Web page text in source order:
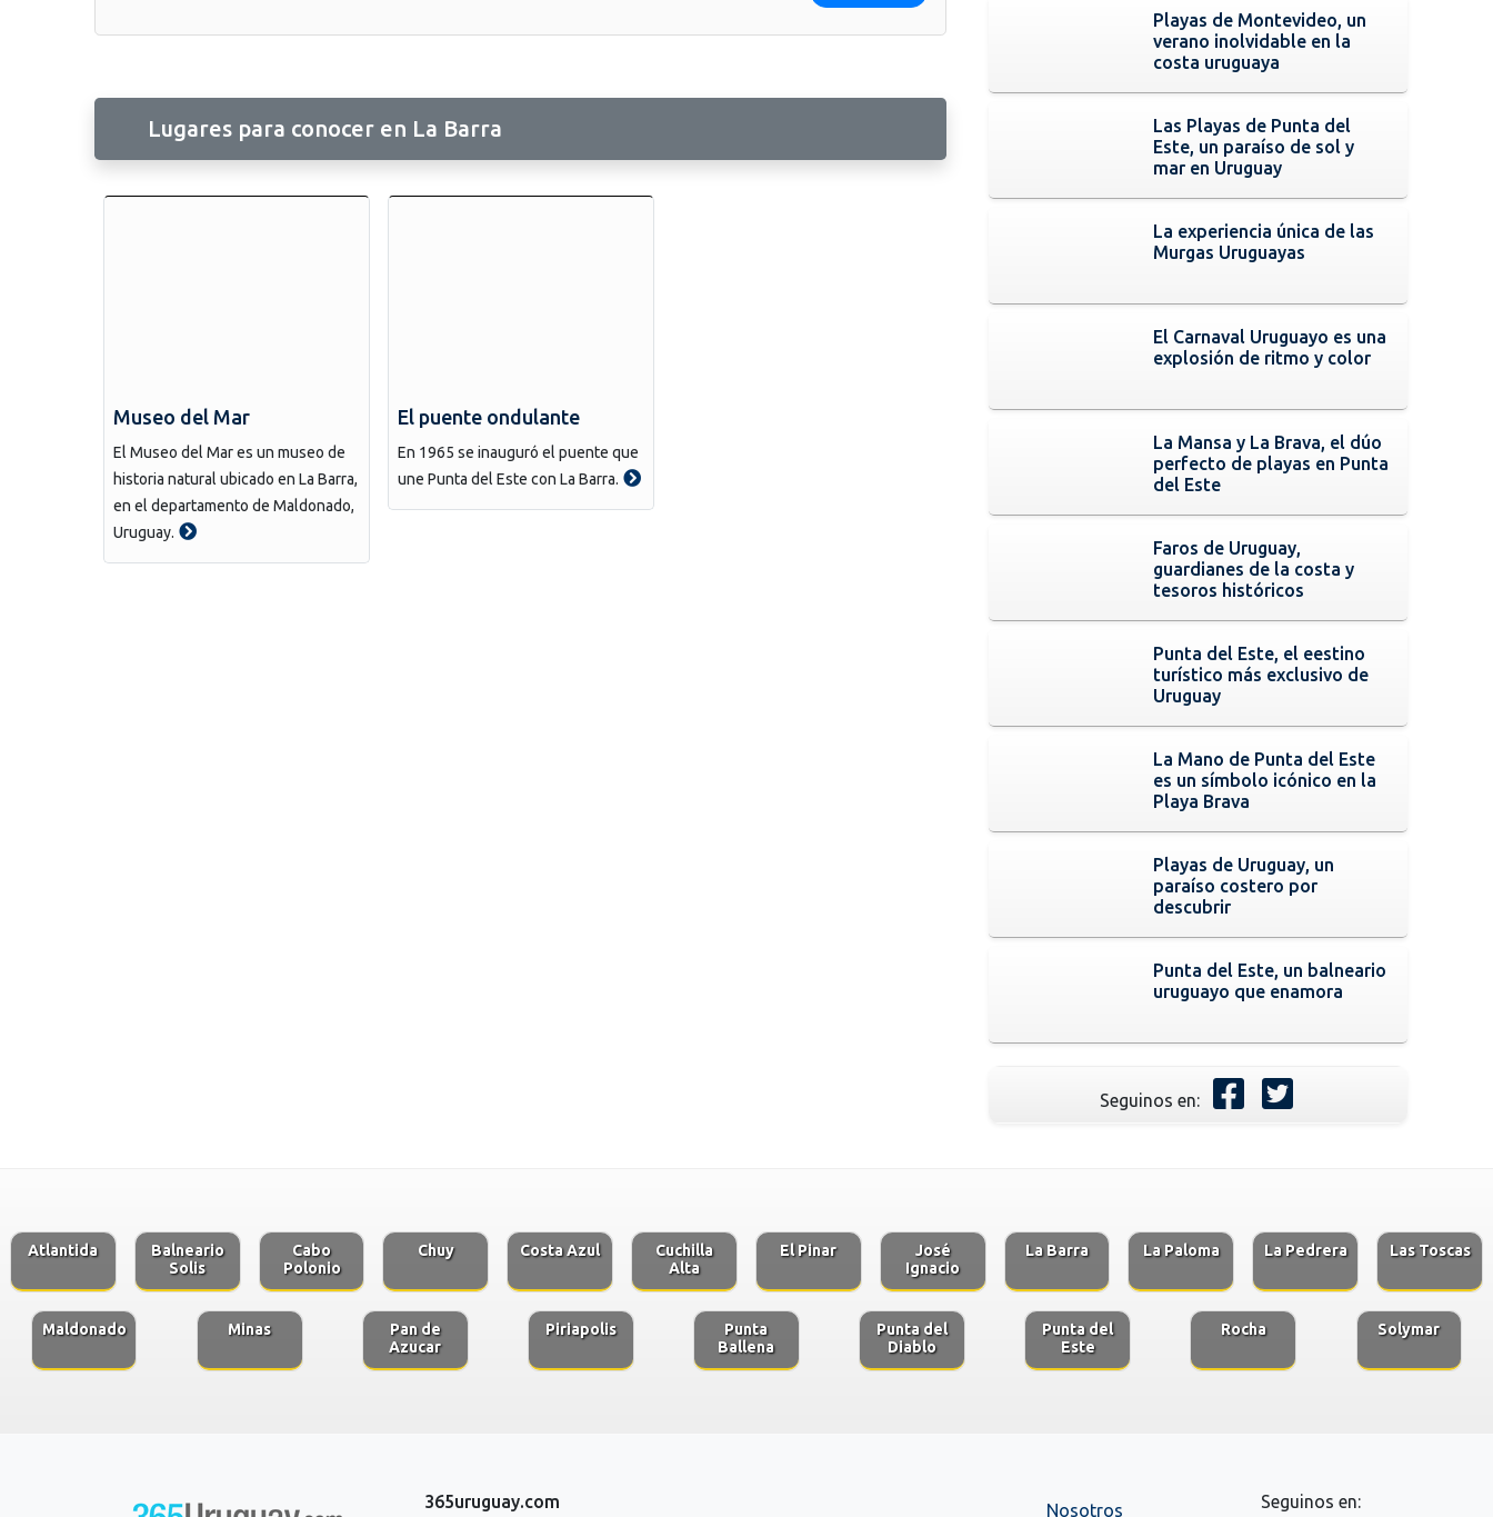
Lugares para conocer en La Barra
Museo del Mar
El Museo del Mar es un museo de
historia natural ubicado en La Barra,
en el departamento de Maldonado,
Uruguay.
El puente ondulante
En 1965 se inauguró el puente que
une Punta del Este con La Barra.
Playas de Montevideo, un
verano inolvidable en la
costa uruguaya
Las Playas de Punta del
Este, un paraíso de sol y
mar en Uruguay
La experiencia única de las
Murgas Uruguayas
El Carnaval Uruguayo es una
explosión de ritmo y color
La Mansa y La Brava, el dúo
perfecto de playas en Punta
del Este
Faros de Uruguay,
guardianes de la costa y
tesoros históricos
Punta del Este, el eestino
turístico más exclusivo de
Uruguay
La Mano de Punta del Este
es un símbolo icónico en la
Playa Brava
Playas de Uruguay, un
paraíso costero por
descubrir
Punta del Este, un balneario
uruguayo que enamora
Seguinos en:
Atlantida
Balneario
Solis
Cabo
Polonio
Chuy Costa Azul
Cuchilla
Alta
El Pinar
José
Ignacio
La Barra La Paloma La Pedrera Las Toscas
Maldonado Minas
Pan de
Azucar
Piriapolis
Punta
Ballena
Punta del
Diablo
Punta del
Este
Rocha Solymar
365uruguay.com Nosotros Seguinos en: